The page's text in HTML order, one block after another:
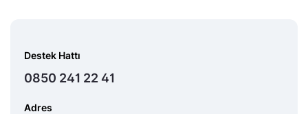
Destek Hattı
0850 241 22 41
Adres